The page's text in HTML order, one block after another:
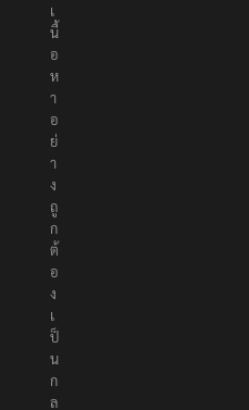
เ
นื้
อ
ห
า
อ
ย่
า
ง
ถู
ก
ต้
อ
ง
เ
ป็
น
ก
ล